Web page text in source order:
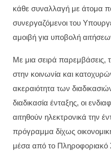
κάθε συναλλαγή με άτομα
συνεργαζόμενοι του
αμοιβή για υποβολή
Με μια σειρά παρεμβάσεις,
στην κοινωνία και
ακεραιότητα των
διαδικασία ένταξης, οι
αιτηθούν ηλεκτρονικά την
πρόγραμμα δίχως
μέσα από το Πληροφοριακό